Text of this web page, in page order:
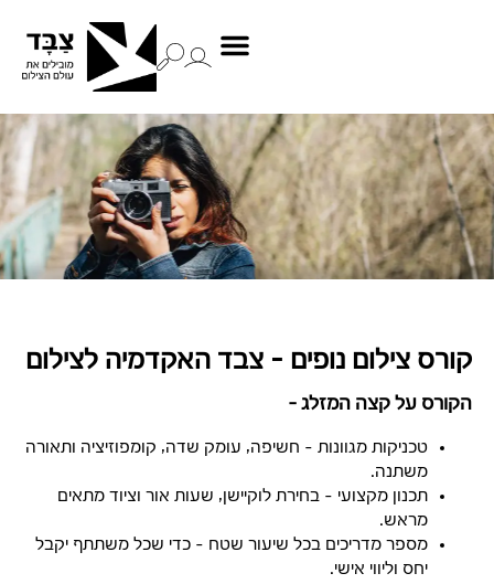
קורס צילום נופים – צבד האקדמיה לצילום
הקורס על קצה המזלג –
טכניקות מגוונות – חשיפה, עומק שדה, קומפוזיציה ותאורה
משתנה.
תכנון מקצועי – בחירת לוקיישן, שעות אור וציוד מתאים
מראש.
מספר מדריכים בכל שיעור שטח – כדי שכל משתתף יקבל
יחס וליווי אישי.